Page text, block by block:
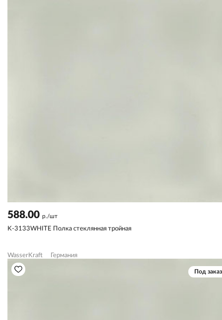
588.00 р./шт
K-3133WHITE Полка стеклянная тройная
WasserKraft Германия
Под заказ